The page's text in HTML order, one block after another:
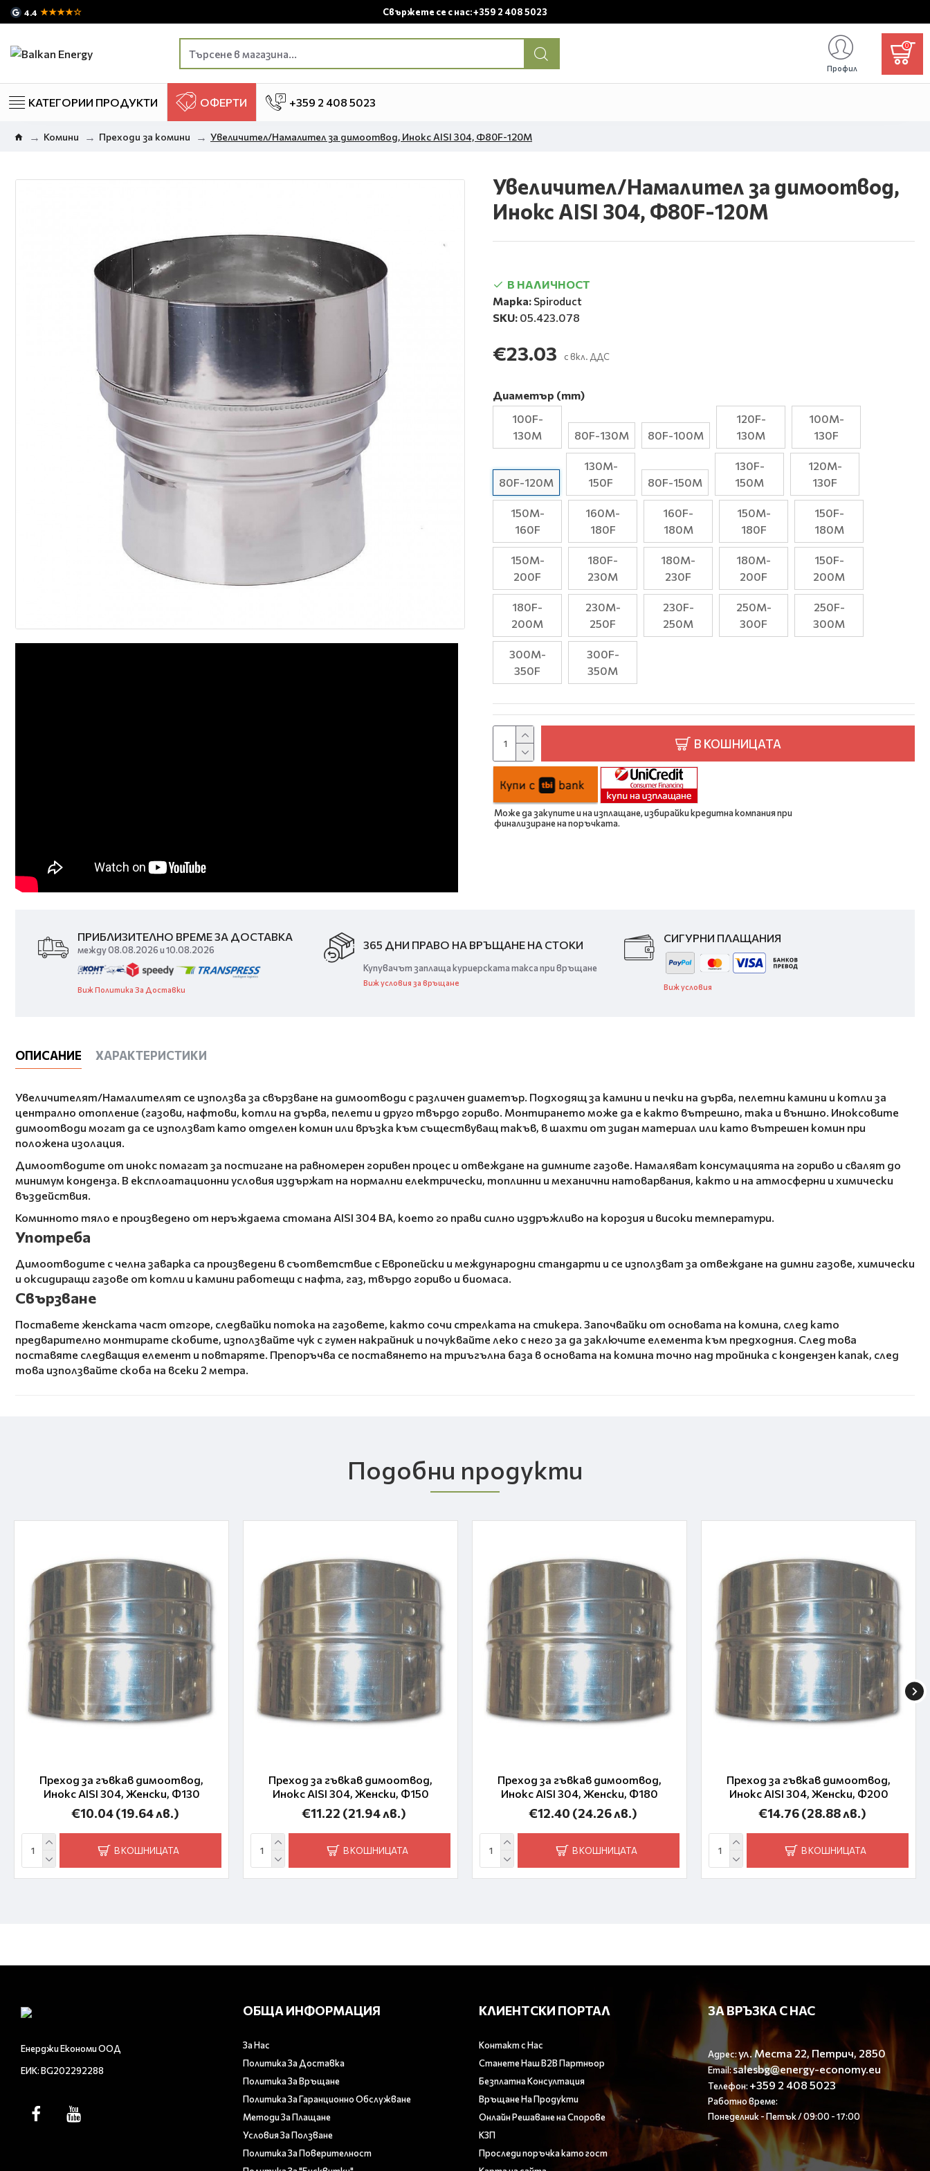
4.4 ★★★★☆ Свържете се с нас: +359 2 408 5023
Профил
0
КАТЕГОРИИ ПРОДУКТИ ОФЕРТИ +359 2 408 5023
Комини Преходи за комини Увеличител/Намалител за димоотвод, Инокс AISI 304, Φ80F-120М
Увеличител/Намалител за димоотвод,
Инокс AISI 304, Φ80F-120М
В НАЛИЧНОСТ
Марка: Spiroduct
SKU: 05.423.078
€23.03 с вкл. ДДС
Диаметър (mm)
100F-
130M
80F-130M 80F-100M
120F-
130M
100M-
130F
80F-120М
130M-
150F
80F-150M
130F-
150M
120M-
130F
150M-
160F
160M-
180F
160F-
180M
150M-
180F
150F-
180M
150M-
200F
180F-
230M
180M-
230F
180M-
200F
150F-
200M
180F-
200M
230M-
250F
230F-
250M
250M-
300F
250F-
300M
300M-
350F
300F-
350M
В КОШНИЦАТА
Може да закупите и на изплащане, избирайки кредитна компания при
финализиране на поръчката.
ПРИБЛИЗИТЕЛНО ВРЕМЕ ЗА ДОСТАВКА
между 08.08.2026 и 10.08.2026
Виж Политика За Доставки
365 ДНИ ПРАВО НА ВРЪЩАНЕ НА СТОКИ
Купувачът заплаща куриерската такса при връщане
Виж условия за връщане
СИГУРНИ ПЛАЩАНИЯ
Виж условия
ОПИСАНИЕ ХАРАКТЕРИСТИКИ
Увеличителят/Намалителят се използва за свързване на димоотводи с различен диаметър. Подходящ за камини и печки на дърва, пелетни камини и котли за
централно отопление (газови, нафтови, котли на дърва, пелети и друго твърдо гориво. Монтирането може да е както вътрешно, така и външно. Иноксовите
димоотводи могат да се използват като отделен комин или връзка към съществуващ такъв, в шахти от зидан материал или като вътрешен комин при
положена изолация.
Димоотводите от инокс помагат за постигане на равномерен горивен процес и отвеждане на димните газове. Намаляват консумацията на гориво и свалят до
минимум конденза. В експлоатационни условия издържат на нормални електрически, топлинни и механични натоварвания, както и на атмосферни и химически
въздействия.
Коминното тяло е произведено от неръждаема стомана AISI 304 BA, което го прави силно издръжливо на корозия и високи температури.
Употреба
Димоотводите с челна заварка са произведени в съответствие с Европейски и международни стандарти и се използват за отвеждане на димни газове, химически
и оксидиращи газове от котли и камини работещи с нафта, газ, твърдо гориво и биомаса.
Свързване
Поставете женската част отгоре, следвайки потока на газовете, както сочи стрелката на стикера. Започвайки от основата на комина, след като
предварително монтирате скобите, използвайте чук с гумен накрайник и почуквайте леко с него за да заключите елемента към предходния. След това
поставяте следващия елемент и повтаряте. Препоръчва се поставянето на триъгълна база в основата на комина точно над тройника с кондензен капак, след
това използвайте скоба на всеки 2 метра.
Подобни продукти
Преход за гъвкав димоотвод,
Инокс AISI 304, Женски, Ф130
€10.04(19.64 лв.)
В КОШНИЦАТА
Преход за гъвкав димоотвод,
Инокс AISI 304, Женски, Ф150
€11.22 (21.94 лв.)
В КОШНИЦАТА
Преход за гъвкав димоотвод,
Инокс AISI 304, Женски, Ф180
€12.40 (24.26 лв.)
В КОШНИЦАТА
Преход за гъвкав димоотвод,
Инокс AISI 304, Женски, Ф200
€14.76(28.88 лв.)
В КОШНИЦАТА
Енерджи Економи ООД
ЕИК: BG202292288
ОБЩА ИНФОРМАЦИЯ
За Нас
Политика За Доставка
Политика За Връщане
Политика За Гаранционно Обслужване
Методи За Плащане
Условия За Ползване
Политика За Поверителност
КЛИЕНТСКИ ПОРТАЛ
Контакт с Нас
Станете Наш B2B Партньор
Безплатна Консултация
Връщане На Продукти
Онлайн Решаване на Спорове
КЗП
Проследи поръчка като гост
ЗА ВРЪЗКА С НАС
Адрес:ул. Места 22, Петрич, 2850
Email:salesbg@energy-economy.eu
Телефон: +359 2 408 5023
Работно време:
Понеделник - Петък / 09:00 - 17:00